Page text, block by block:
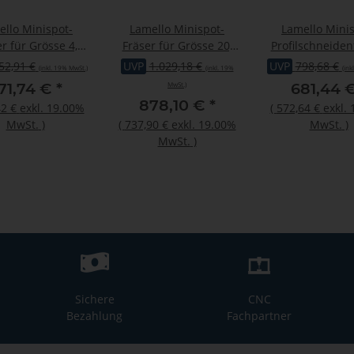
Minispot-
für Grösse 4,
mm,
€ (inkl. 19% MwSt.)
€ *
€ exkl. 19.00%
MwSt. )
Lamello Minispot-
Fräser für Grösse 20,
HW, Ø100x20xØ22 mm,
UVP 1.029,18 €
(inkl. 19%
MwSt.)
878,10 € *
( 737,90 € exkl. 19.00%
MwSt. )
Lamello
Grösse 20,
Ø100x20xØ22
UVP 798,68 €
681,44
( 572,64 € exkl.
MwSt. )
Sichere
Bezahlung
CNC
Fachpartner